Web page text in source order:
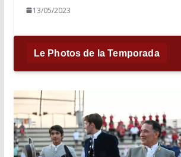
13/05/2023
Le Photos de la Temporada